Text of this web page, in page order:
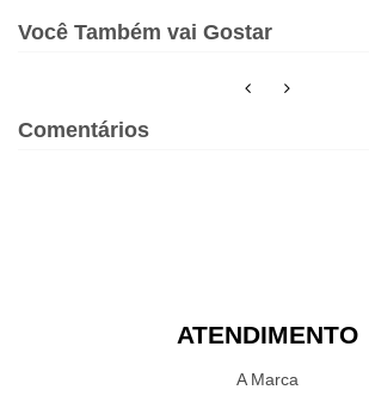
Você Também vai Gostar
Comentários
ATENDIMENTO
A Marca